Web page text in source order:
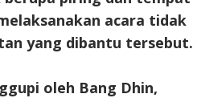
acara tidak
yang dibantu tersebut.
oleh Bang Dhin,